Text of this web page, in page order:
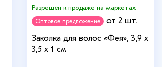
Разрешён к продаже на маркетах
Оптовое предложение
от 2 шт.
Заколка для волос «Фея», 3,9 х
3,5 х 1 см